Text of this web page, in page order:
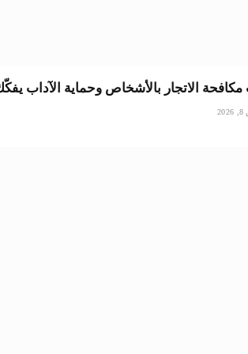
الاتجار بالأشخاص وحماية الآداب